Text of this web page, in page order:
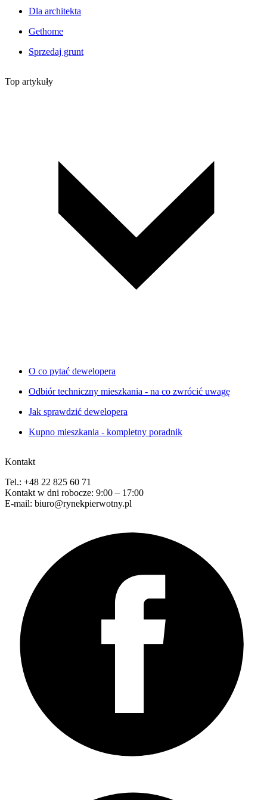
Dla architekta
Gethome
Sprzedaj grunt
Top artykuły
O co pytać dewelopera
Odbiór techniczny mieszkania - na co zwrócić uwagę
Jak sprawdzić dewelopera
Kupno mieszkania - kompletny poradnik
Kontakt
Tel.: +48 22 825 60 71
Kontakt w dni robocze: 9:00 – 17:00
E-mail: biuro@rynekpierwotny.pl